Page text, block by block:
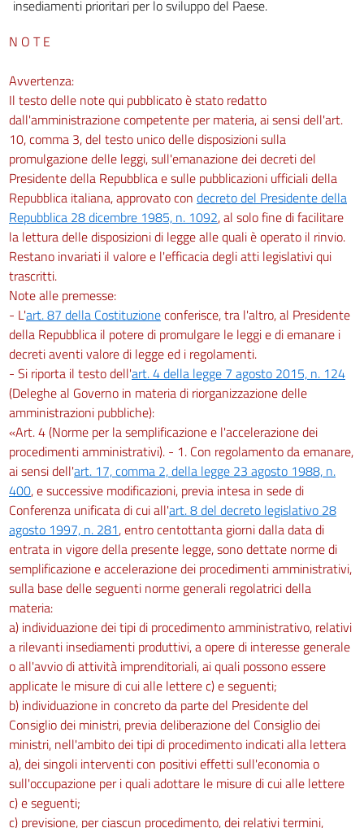
insediamenti prioritari per lo sviluppo del Paese.
N O T E
Avvertenza:
Il testo delle note qui pubblicato è stato redatto
dall'amministrazione competente per materia, ai sensi dell'art.
10, comma 3, del testo unico delle disposizioni sulla
promulgazione delle leggi, sull'emanazione dei decreti del
Presidente della Repubblica e sulle pubblicazioni ufficiali della
Repubblica italiana, approvato con decreto del Presidente della
Repubblica 28 dicembre 1985, n. 1092, al solo fine di facilitare
la lettura delle disposizioni di legge alle quali è operato il rinvio.
Restano invariati il valore e l'efficacia degli atti legislativi qui
trascritti.
Note alle premesse:
- L'art. 87 della Costituzioneconferisce, tra l'altro, al Presidente
della Repubblica il potere di promulgare le leggi e di emanare i
decreti aventi valore di legge ed i regolamenti.
- Si riporta il testo dell'art. 4 della legge 7 agosto 2015, n. 124
(Deleghe al Governo in materia di riorganizzazione delle
amministrazioni pubbliche):
«Art. 4 (Norme per la semplificazione e l'accelerazione dei
procedimenti amministrativi). - 1. Con regolamento da emanare,
ai sensi dell'art. 17, comma 2, della legge 23 agosto 1988, n.
400, e successive modificazioni, previa intesa in sede di
Conferenza unificata di cui all'art. 8 del decreto legislativo 28
agosto 1997, n. 281, entro centottanta giorni dalla data di
entrata in vigore della presente legge, sono dettate norme di
semplificazione e accelerazione dei procedimenti amministrativi,
sulla base delle seguenti norme generali regolatrici della
materia:
a) individuazione dei tipi di procedimento amministrativo, relativi
a rilevanti insediamenti produttivi, a opere di interesse generale
o all'avvio di attività imprenditoriali, ai quali possono essere
applicate le misure di cui alle lettere c) e seguenti;
b) individuazione in concreto da parte del Presidente del
Consiglio dei ministri, previa deliberazione del Consiglio dei
ministri, nell'ambito dei tipi di procedimento indicati alla lettera
a), dei singoli interventi con positivi effetti sull'economia o
sull'occupazione per i quali adottare le misure di cui alle lettere
c) e seguenti;
c) previsione, per ciascun procedimento, dei relativi termini,